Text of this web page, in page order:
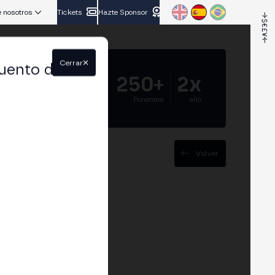
nosotros Tickets Hazte Sponsor
250+
Ponentes
2x
año
Volver
delCerrar